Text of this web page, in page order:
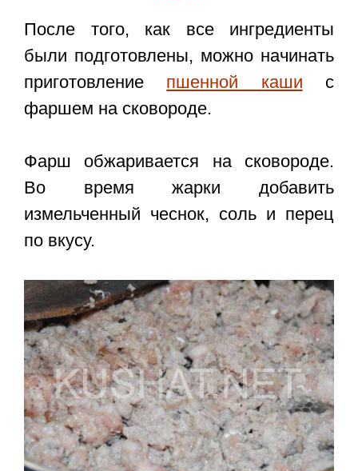
После того, как все ингредиенты
были подготовлены, можно начинать
приготовление пшенной каши с
фаршем на сковороде.
Фарш обжаривается на сковороде.
Во время жарки добавить
измельченный чеснок, соль и перец
по вкусу.